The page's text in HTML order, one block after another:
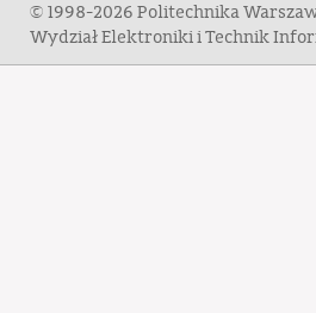
© 1998-2026 Politechnika
Wydział Elektroniki i Technik